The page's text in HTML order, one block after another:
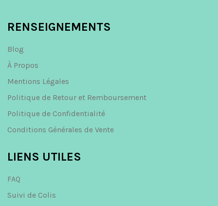
RENSEIGNEMENTS
Blog
À Propos
Mentions Légales
Politique de Retour et Remboursement
Politique de Confidentialité
Conditions Générales de Vente
LIENS UTILES
FAQ
Suivi de Colis